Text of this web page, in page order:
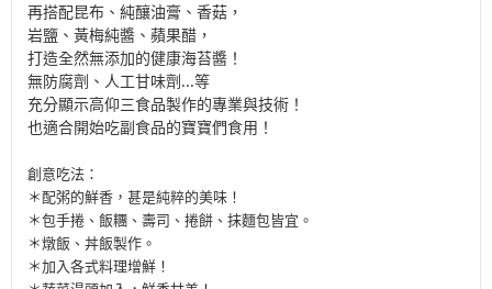
再搭配昆布、純釀油膏、香菇，
岩鹽、黃梅純醬、蘋果醋，
打造全然無添加的健康海苔醬！
無防腐劑、人工甘味劑...等
充分顯示高仰三食品製作的專業與技術！
也適合開始吃副食品的寶寶們食用！
創意吃法：
＊配粥的鮮香，甚是純粹的美味！
＊包手捲、飯糰、壽司、捲餅、抹麵包皆宜。
＊燉飯、丼飯製作。
＊加入各式料理增鮮！